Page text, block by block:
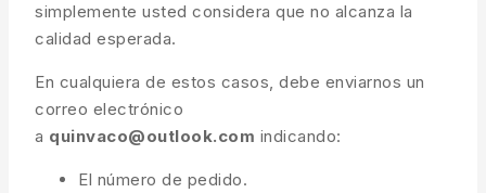
simplemente usted considera que no alcanza la
calidad esperada.
En cualquiera de estos casos, debe enviarnos un
correo electrónico
a quinvaco@outlook.com indicando:
El número de pedido.